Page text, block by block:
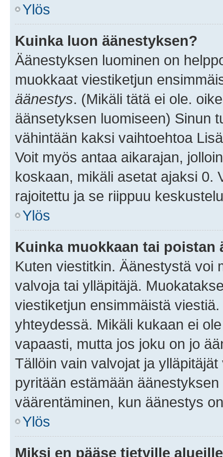
Ylös
Kuinka luon äänestyksen?
Äänestyksen luominen on
muokkaat viestiketjun
äänestys. (Mikäli tätä ei ole.
äänsetyksen luomiseen) Sinun
vähintään kaksi vaihtoehtoa
Voit myös antaa aikarajan,
koskaan, mikäli asetat ajaksi 0.
rajoitettu ja se riippuu
Ylös
Kuinka muokkaan tai poistan
Kuten viestitkin. Äänestystä voi
valvoja tai ylläpitäjä.
viestiketjun ensimmäistä
yhteydessä. Mikäli kukaan ei
vapaasti, mutta jos joku on jo
Tällöin vain valvojat ja
pyritään estämään
väärentäminen, kun äänestys
Ylös
Miksi en pääse tietyille